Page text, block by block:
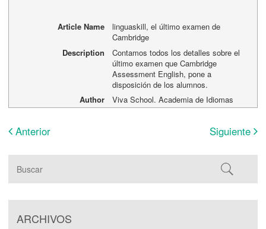
Article Name
linguaskill, el último examen de
Cambridge
Description
Contamos todos los detalles sobre el
último examen que Cambridge
Assessment English, pone a
disposición de los alumnos.
Author
Viva School. Academia de Idiomas
Anterior Siguiente
ARCHIVOS